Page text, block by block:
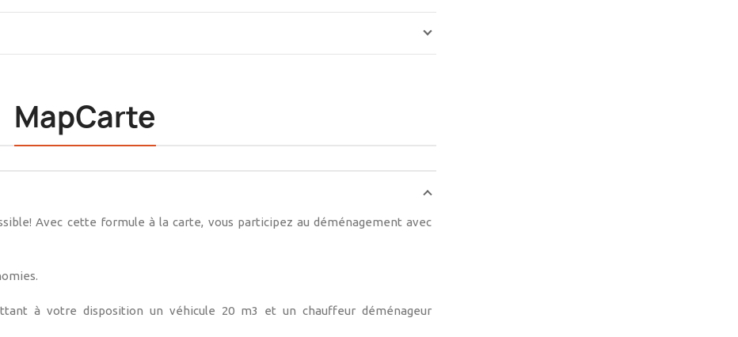
MapCarte
Avec cette formule à la carte, vous participez au déménagement avec
à votre disposition un véhicule 20 m3 et un chauffeur déménageur